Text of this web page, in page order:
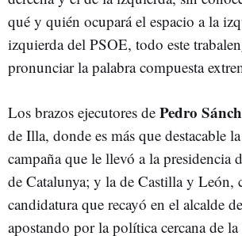
qué y quién ocupará el espacio a la
izquierda del PSOE, todo este
pronunciar la palabra compuesta
Los brazos ejecutores de Pedro
de Illa, donde es más que destacable
campaña que le llevó a la presidencia
de Catalunya; y la de Castilla y León,
candidatura que recayó en el alcalde
apostando por la política cercana de